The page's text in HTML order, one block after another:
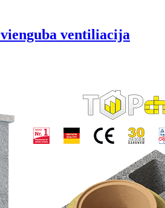
ventiliacija